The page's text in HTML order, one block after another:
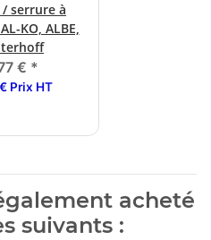
serrure à
KO, ALBE,
€ *
Prix HT
acheté
suivants :